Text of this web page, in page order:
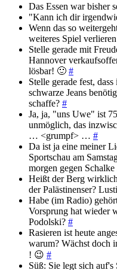
Das Essen war bisher
"Kann ich dir
Wenn das so
weiteres Spiel
Stelle gerade mit
Hannover
lösbar! 🙂 #
Stelle gerade fest,
schwarze Jeans
schaffe? #
Ja, ja, "uns Uwe" ist
unmöglich, das
… <grumpf> … #
Da ist ja eine meiner
Sportschau am
morgen gegen Schalke
Heißt der Berg
der Palästinenser?
Habe (im Radio)
Vorsprung hat wieder
Podolski? #
Rasieren ist heute
warum? Wächst doch
! 😉 #
Süß: Sie legt sich